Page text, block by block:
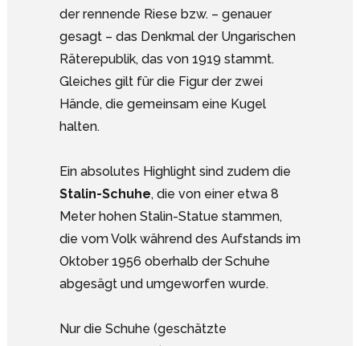
der rennende Riese bzw. – genauer
gesagt – das Denkmal der Ungarischen
Räterepublik, das von 1919 stammt.
Gleiches gilt für die Figur der zwei
Hände, die gemeinsam eine Kugel
halten.
Ein absolutes Highlight sind zudem die
Stalin-Schuhe, die von einer etwa 8
Meter hohen Stalin-Statue stammen,
die vom Volk während des Aufstands im
Oktober 1956 oberhalb der Schuhe
abgesägt und umgeworfen wurde.
Nur die Schuhe (geschätzte